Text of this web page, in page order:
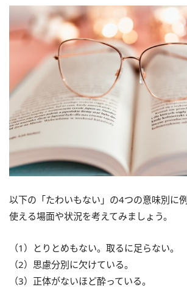
以下の「たわいもない」の4つの意味別に
使える場面や状況を考えてみましょう。
（1）とりとめもない。取るに足らない。
（2）思慮分別に欠けている。
（3）正体がないほど酔っている。